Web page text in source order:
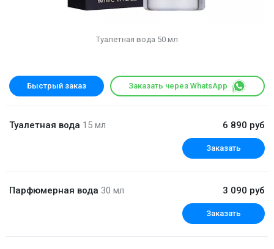
Туалетная вода 50 мл
Быстрый заказ Заказать через WhatsApp
Туалетная вода 15 мл 6 890 руб
Заказать
Парфюмерная вода 30 мл 3 090 руб
Заказать